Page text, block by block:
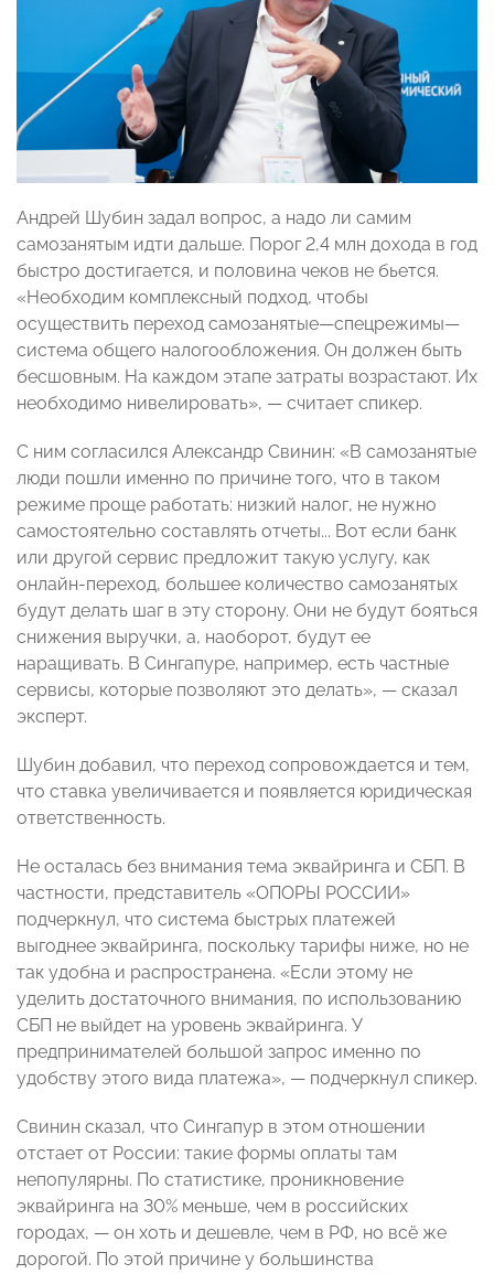
Андрей Шубин задал вопрос, а надо ли самим
самозанятым идти дальше. Порог 2,4 млн дохода в год
быстро достигается, и половина чеков не бьется.
«Необходим комплексный подход, чтобы
осуществить переход самозанятые—спецрежимы—
система общего налогообложения. Он должен быть
бесшовным. На каждом этапе затраты возрастают. Их
необходимо нивелировать», — считает спикер.
С ним согласился Александр Свинин: «В самозанятые
люди пошли именно по причине того, что в таком
режиме проще работать: низкий налог, не нужно
самостоятельно составлять отчеты... Вот если банк
или другой сервис предложит такую услугу, как
онлайн-переход, большее количество самозанятых
будут делать шаг в эту сторону. Они не будут бояться
снижения выручки, а, наоборот, будут ее
наращивать. В Сингапуре, например, есть частные
сервисы, которые позволяют это делать», — сказал
эксперт.
Шубин добавил, что переход сопровождается и тем,
что ставка увеличивается и появляется юридическая
ответственность.
Не осталась без внимания тема эквайринга и СБП. В
частности, представитель «ОПОРЫ РОССИИ»
подчеркнул, что система быстрых платежей
выгоднее эквайринга, поскольку тарифы ниже, но не
так удобна и распространена. «Если этому не
уделить достаточного внимания, по использованию
СБП не выйдет на уровень эквайринга. У
предпринимателей большой запрос именно по
удобству этого вида платежа», — подчеркнул спикер.
Свинин сказал, что Сингапур в этом отношении
отстает от России: такие формы оплаты там
непопулярны. По статистике, проникновение
эквайринга на 30% меньше, чем в российских
городах, — он хоть и дешевле, чем в РФ, но всё же
дорогой. По этой причине у большинства